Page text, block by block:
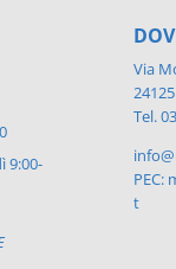
9:00-
Via
Tel.
PEC:
t